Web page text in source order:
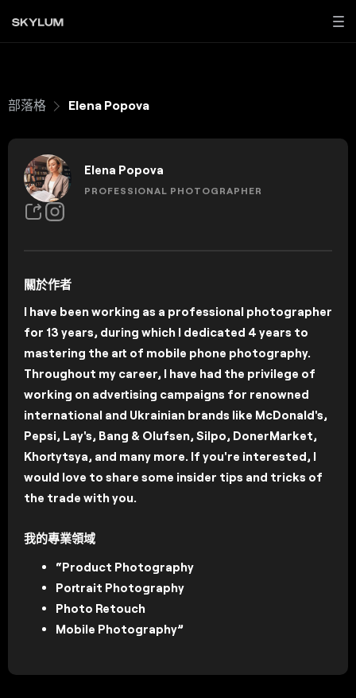
部落格 Elena Popova
Elena Popova
PROFESSIONAL PHOTOGRAPHER
關於作者
I have been working as a professional photographer
for 13 years, during which I dedicated 4 years to
mastering the art of mobile phone photography.
Throughout my career, I have had the privilege of
working on advertising campaigns for renowned
international and Ukrainian brands like McDonald's,
Pepsi, Lay's, Bang & Olufsen, Silpo, DonerMarket,
Khortytsya, and many more. If you're interested, I
would love to share some insider tips and tricks of
the trade with you.
我的專業領域
“Product Photography
Portrait Photography
Photo Retouch
Mobile Photography”